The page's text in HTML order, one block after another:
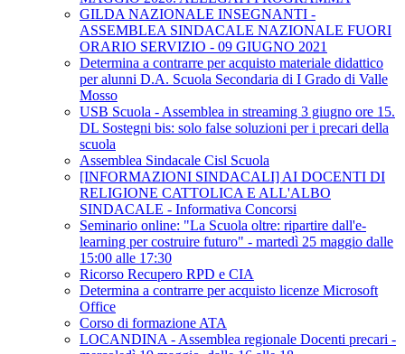
GILDA NAZIONALE INSEGNANTI -
ASSEMBLEA SINDACALE NAZIONALE FUORI
ORARIO SERVIZIO - 09 GIUGNO 2021
Determina a contrarre per acquisto materiale didattico
per alunni D.A. Scuola Secondaria di I Grado di Valle
Mosso
USB Scuola - Assemblea in streaming 3 giugno ore 15.
DL Sostegni bis: solo false soluzioni per i precari della
scuola
Assemblea Sindacale Cisl Scuola
[INFORMAZIONI SINDACALI] AI DOCENTI DI
RELIGIONE CATTOLICA E ALL'ALBO
SINDACALE - Informativa Concorsi
Seminario online: "La Scuola oltre: ripartire dall'e-
learning per costruire futuro" - martedì 25 maggio dalle
15:00 alle 17:30
Ricorso Recupero RPD e CIA
Determina a contrarre per acquisto licenze Microsoft
Office
Corso di formazione ATA
LOCANDINA - Assemblea regionale Docenti precari -